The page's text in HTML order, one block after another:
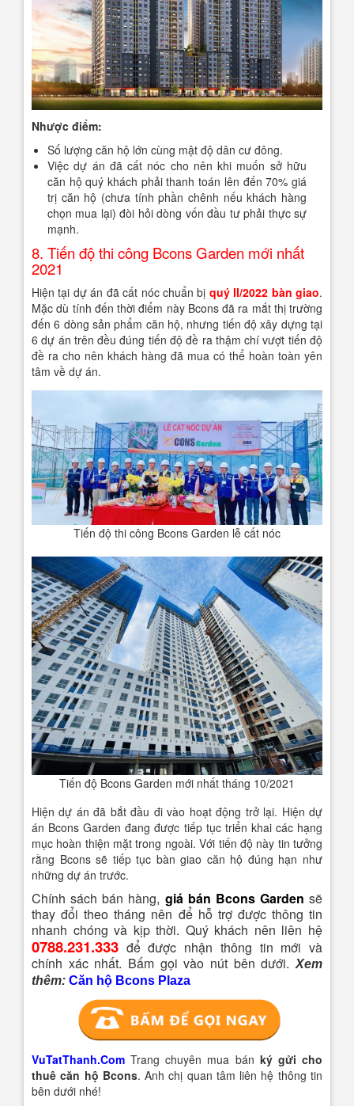
Nhược điểm:
Số lượng căn hộ lớn cùng mật độ dân cư đông.
Việc dự án đã cất nóc cho nên khi muốn sở hữu
căn hộ quý khách phải thanh toán lên đến 70% giá
trị căn hộ (chưa tính phần chênh nếu khách hàng
chọn mua lại) đòi hỏi dòng vốn đầu tư phải thực sự
mạnh.
8. Tiến độ thi công Bcons Garden mới nhất
2021
Hiện tại dự án đã cất nóc chuẩn bị quý II/2022 bàn giao.
Mặc dù tính đến thời điểm này Bcons đã ra mắt thị trường
đến 6 dòng sản phẩm căn hộ, nhưng tiến độ xây dựng tại
6 dự án trên đều đúng tiến độ đề ra thậm chí vượt tiến độ
đề ra cho nên khách hàng đã mua có thể hoàn toàn yên
tâm về dự án.
Tiến độ thi công Bcons Garden lễ cất nóc
Tiến độ Bcons Garden mới nhất tháng 10/2021
Hiện dự án đã bắt đầu đi vào hoạt động trở lại. Hiện dự
án Bcons Garden đang được tiếp tục triển khai các hạng
mục hoàn thiện mặt trong ngoài. Với tiến độ này tin tưởng
rằng Bcons sẽ tiếp tục bàn giao căn hộ đúng hạn như
những dự án trước.
Chính sách bán hàng, giá bán Bcons Garden sẽ
thay đổi theo tháng nên để hỗ trợ được thông tin
nhanh chóng và kịp thời. Quý khách nên liên hệ
0788.231.333 để được nhận thông tin mới và
chính xác nhất. Bấm gọi vào nút bên dưới.Xem
thêm: Căn hộ Bcons Plaza
VuTatThanh.Com Trang chuyên mua bán ký gửi cho
thuê căn hộ Bcons. Anh chị quan tâm liên hệ thông tin
bên dưới nhé!